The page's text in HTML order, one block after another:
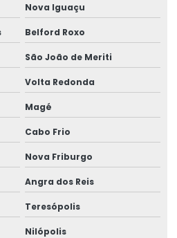
brasil
manutenção de ponte rolante
em ponte rolante
brasil
De Cargas
Nova Iguaçu
Belford Roxo
São João de Meriti
Volta Redonda
Magé
Cabo Frio
Nova Friburgo
Angra dos Reis
Teresópolis
Nilópolis